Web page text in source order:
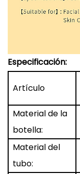
Especificación:
Artículo
Material de la
botella:
Material del
tubo: